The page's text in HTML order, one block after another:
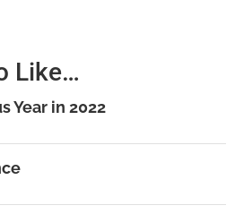
Like…
Year in 2022